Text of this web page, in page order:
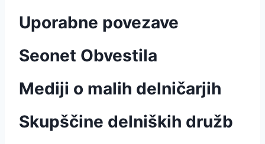
Uporabne povezave
Seonet Obvestila
Mediji o malih delničarjih
Skupščine delniških družb